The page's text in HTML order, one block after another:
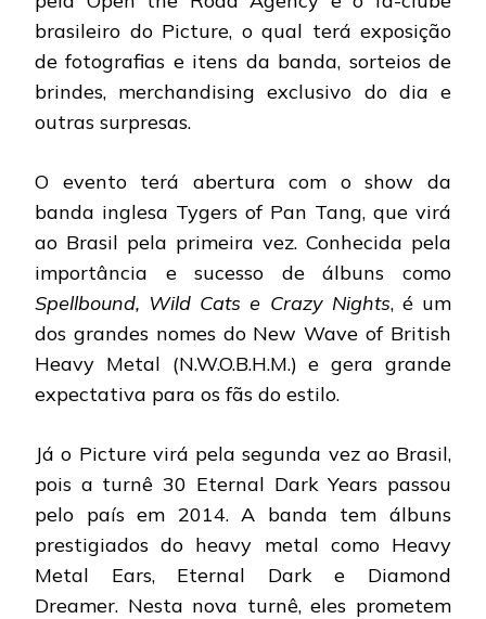
brasileiro do Picture, o qual terá exposição
de fotografias e itens da banda, sorteios de
brindes, merchandising exclusivo do dia e
outras surpresas.
O evento terá abertura com o show da
banda inglesa Tygers of Pan Tang, que virá
ao Brasil pela primeira vez. Conhecida pela
importância e sucesso de álbuns como
Spellbound, Wild Cats e Crazy Nights, é um
dos grandes nomes do New Wave of British
Heavy Metal (N.W.O.B.H.M.) e gera grande
expectativa para os fãs do estilo.
Já o Picture virá pela segunda vez ao Brasil,
pois a turnê 30 Eternal Dark Years passou
pelo país em 2014. A banda tem álbuns
prestigiados do heavy metal como Heavy
Metal Ears, Eternal Dark e Diamond
Dreamer. Nesta nova turnê, eles prometem